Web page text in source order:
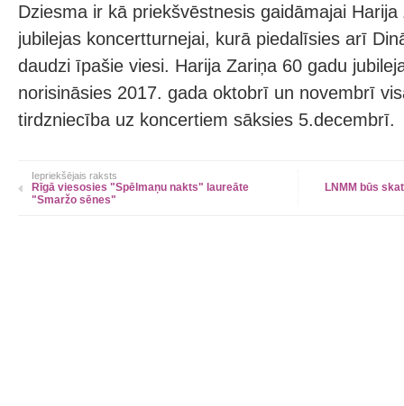
Dziesma ir kā priekšvēstnesis gaidāmajai
jubilejas koncertturnejai, kurā piedalīsies arī
daudzi īpašie viesi. Harija Zariņa 60 gadu
norisināsies 2017. gada oktobrī un novembrī
tirdzniecība uz koncertiem sāksies 5.decembrī.
Iepriekšējais raksts
Rīgā viesosies "Spēlmaņu nakts" laureāte
"Smaržo sēnes"
LNMM būs